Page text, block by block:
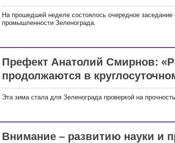
На прошедшей неделе состоялось очередное заседание
промышленности Зеленограда.
Префект Анатолий Смирнов:
продолжаются в
Эта зима стала для Зеленограда проверкой на прочность.
Внимание – развитию науки и